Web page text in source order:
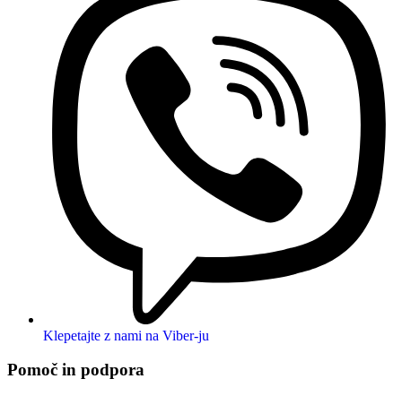
Klepetajte z nami na Viber-ju
Pomoč in podpora